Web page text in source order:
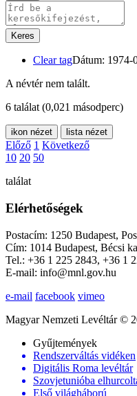
Keres
Clear tagDátum: 1974-
A névtér nem talált.
6 találat (0,021 másodperc)
ikon nézet lista nézet
Előző 1 Következő
10 20 50
találat
Elérhetőségek
Postacím: 1250 Budapest,
Cím: 1014 Budapest, Bécsi
Tel.: +36 1 225 2843, +36 1
E-mail: info@mnl.gov.hu
e-mail facebook vimeo
Magyar Nemzeti Levéltár ©
Gyűjtemények
Rendszerváltás vidéken
Digitális Roma levéltár
Szovjetunióba
Első világháború